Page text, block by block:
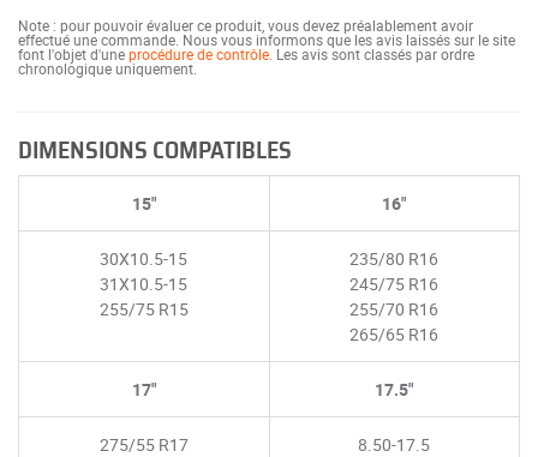
Note : pour pouvoir évaluer ce produit, vous devez préalablement avoir
effectué une commande. Nous vous informons que les avis laissés sur le site
font l'objet d'uneprocédure de contrôle . Les avis sont classés par ordre
chronologique uniquement.
DIMENSIONS COMPATIBLES
15"
30X10.5-15
31X10.5-15
255/75 R15
16"
235/80 R16
245/75 R16
255/70 R16
265/65 R16
17"
275/55 R17
17.5"
8.50-17.5